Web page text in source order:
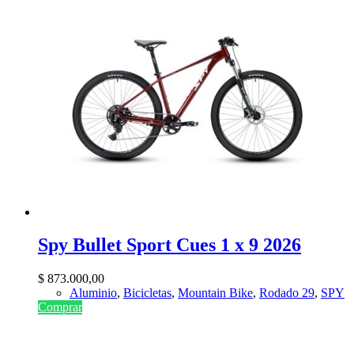
Spy Bullet Sport Cues 1 x 9 2026
$ 873.000,00
Aluminio, Bicicletas, Mountain Bike, Rodado 29, SPY
Comprar